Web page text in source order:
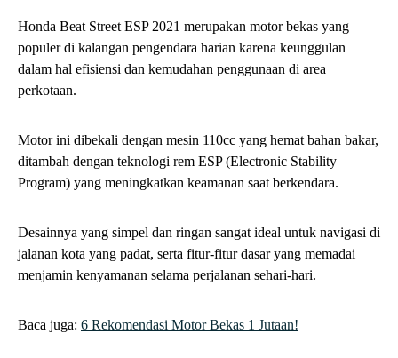
Honda Beat Street ESP 2021 merupakan motor bekas yang
populer di kalangan pengendara harian karena keunggulan
dalam hal efisiensi dan kemudahan penggunaan di area
perkotaan.
Motor ini dibekali dengan mesin 110cc yang hemat bahan bakar,
ditambah dengan teknologi rem ESP (Electronic Stability
Program) yang meningkatkan keamanan saat berkendara.
Desainnya yang simpel dan ringan sangat ideal untuk navigasi di
jalanan kota yang padat, serta fitur-fitur dasar yang memadai
menjamin kenyamanan selama perjalanan sehari-hari.
Baca juga: 6 Rekomendasi Motor Bekas 1 Jutaan!